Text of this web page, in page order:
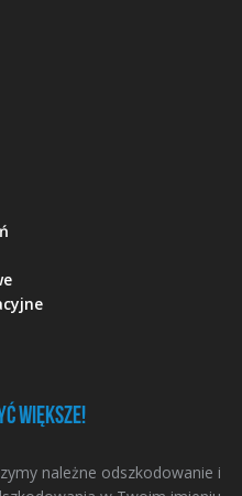
większe!
należne odszkodowanie i